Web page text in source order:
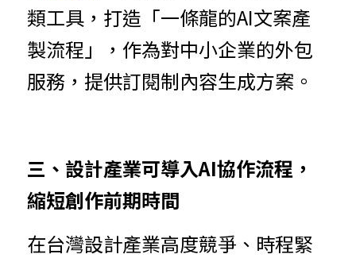
類工具，打造「一條龍的AI文案產
製流程」，作為對中小企業的外包
服務，提供訂閱制內容生成方案。
三、設計產業可導入AI協作流程，
縮短創作前期時間
在台灣設計產業高度競爭、時程緊